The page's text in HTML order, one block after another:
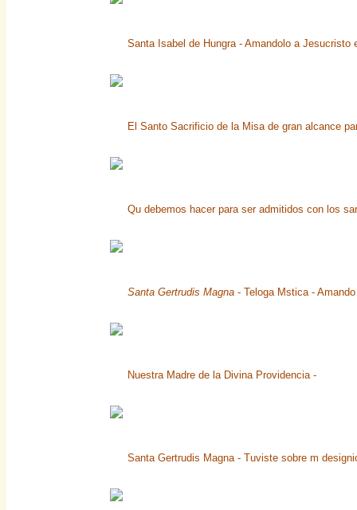
Santa Isabel de Hungra - Amandolo a Jesucristo
El Santo Sacrificio de la Misa de gran alcance
Qu debemos hacer para ser admitidos con los
Santa Gertrudis Magna - Teloga Mstica -
Nuestra Madre de la Divina Providencia -
Santa Gertrudis Magna - Tuviste sobre m